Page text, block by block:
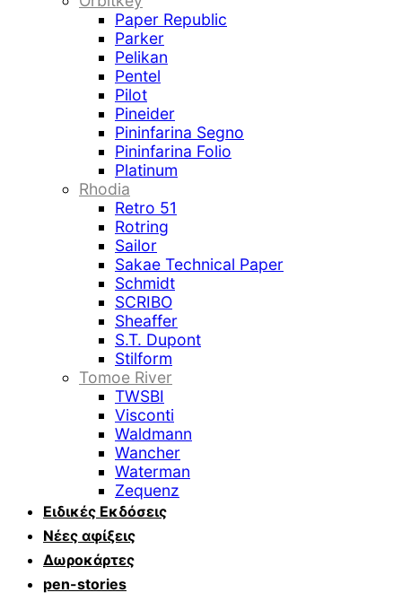
Paper Republic
Parker
Pelikan
Pentel
Pilot
Pineider
Pininfarina Segno
Pininfarina Folio
Platinum
Rhodia
Retro 51
Rotring
Sailor
Sakae Technical Paper
Schmidt
SCRIBO
Sheaffer
S.T. Dupont
Stilform
Tomoe River
TWSBI
Visconti
Waldmann
Wancher
Waterman
Zequenz
Ειδικές Εκδόσεις
Νέες αφίξεις
Δωροκάρτες
pen-stories